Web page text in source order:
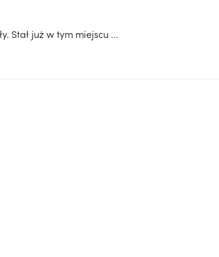
Stał już w tym miejscu ...